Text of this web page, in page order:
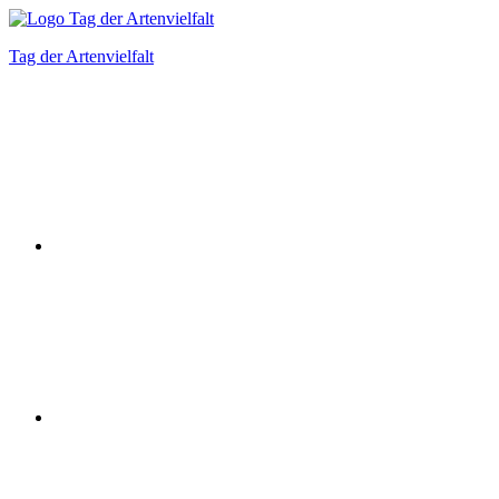
Zum
springen
Tag der Artenvielfalt